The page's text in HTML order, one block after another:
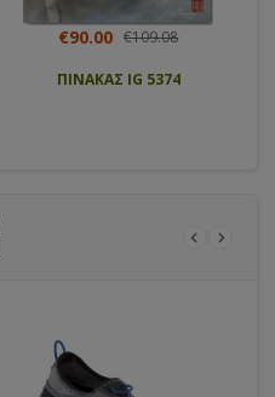
€90.00 €109.08
ΠΙΝΑΚΑΣ IG 5374